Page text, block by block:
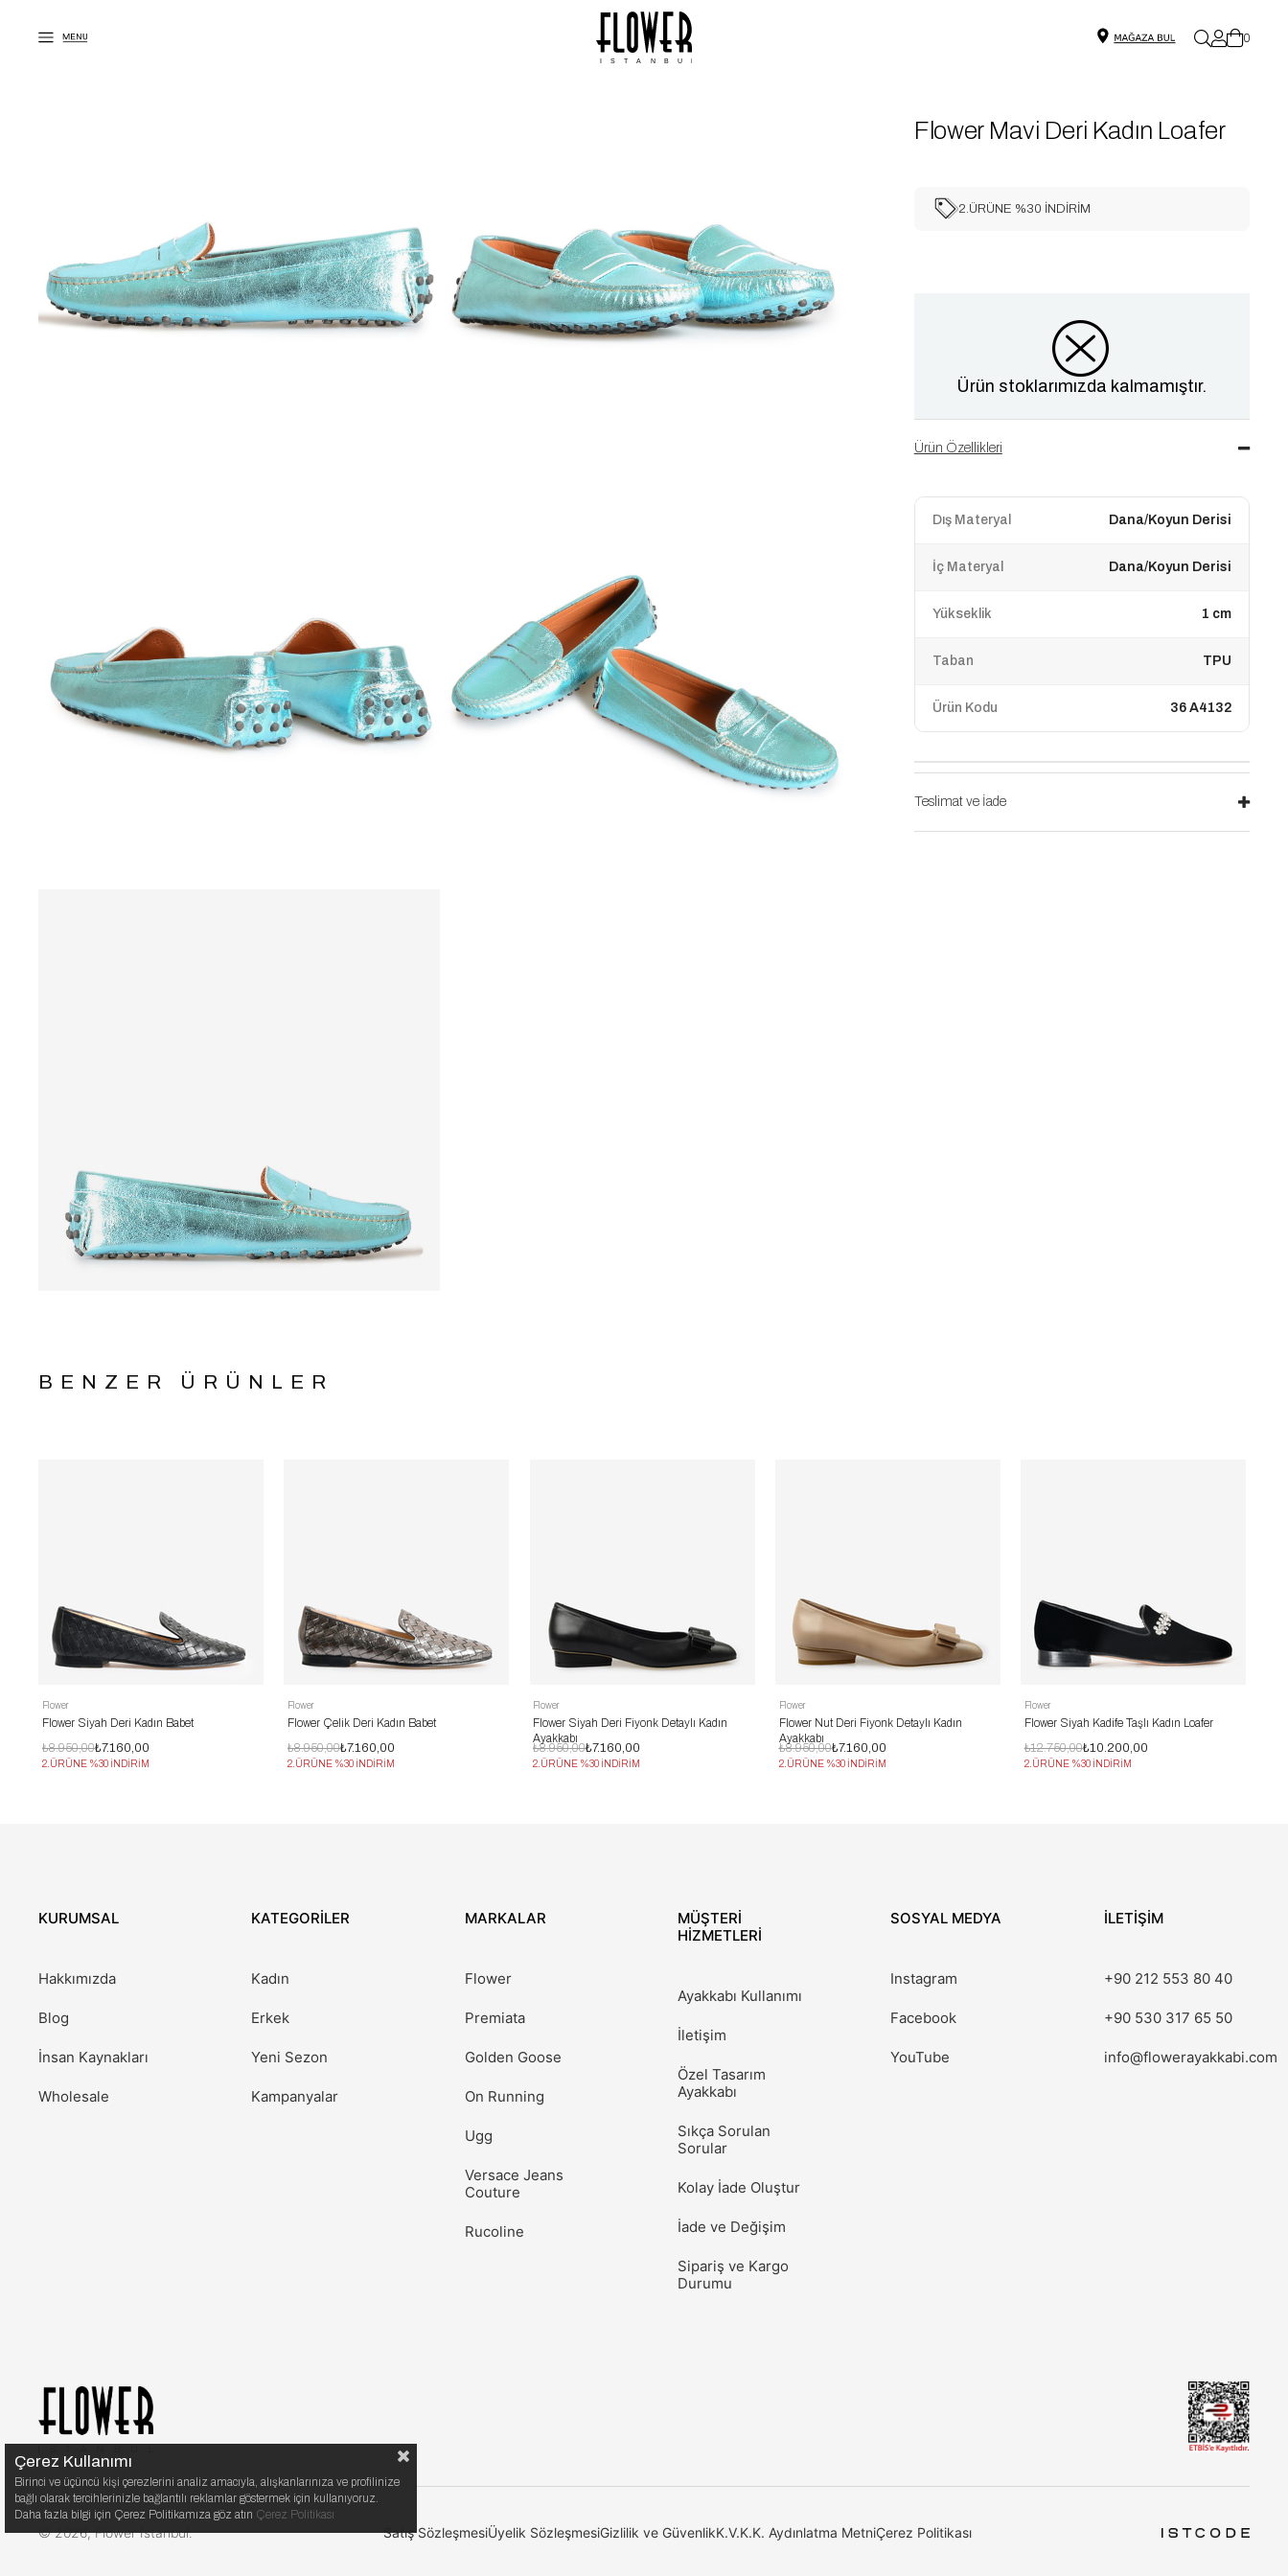
ISTANBUL
0
Flower Mavi Deri Kadın Loafer
2.ÜRÜNE %30 İNDİRİM
Ürün stoklarımızda kalmamıştır.
Ürün Özellikleri
Dış Materyal Dana/Koyun Derisi
İç Materyal Dana/Koyun Derisi
Yükseklik 1 cm
Taban TPU
Ürün Kodu 36 A4132
Teslimat ve İade
BENZER ÜRÜNLER
Flower
Flower Siyah Deri Kadın Babet
₺7.160,00
₺8.950,00
2.ÜRÜNE %30 İNDİRİM
Flower
Flower Çelik Deri Kadın Babet
₺7.160,00
₺8.950,00
2.ÜRÜNE %30 İNDİRİM
Flower
Flower Siyah Deri Fiyonk Detaylı Kadın
Ayakkabı
₺7.160,00
₺8.950,00
2.ÜRÜNE %30 İNDİRİM
Flower
Flower Nut Deri Fiyonk Detaylı Kadın
Ayakkabı
₺7.160,00
₺8.950,00
2.ÜRÜNE %30 İNDİRİM
Flower
Flower Siyah Kadife Taşlı Kadın Loafer
₺10.200,00
₺12.750,00
2.ÜRÜNE %30 İNDİRİM
KURUMSAL
Hakkımızda
Blog
İnsan Kaynakları
Wholesale
KATEGORİLER
Kadın
Erkek
Yeni Sezon
Kampanyalar
MARKALAR
Flower
Premiata
Golden Goose
On Running
Ugg
Versace Jeans
Couture
Rucoline
MÜŞTERİ
HİZMETLERİ
Ayakkabı Kullanımı
İletişim
Özel Tasarım
Ayakkabı
Sıkça Sorulan
Sorular
Kolay İade Oluştur
İade ve Değişim
Sipariş ve Kargo
Durumu
SOSYAL MEDYA
Instagram
Facebook
YouTube
İLETİŞİM
+90 212 553 80 40
+90 530 317 65 50
info@flowerayakkabi.com
© 2026, Flower Istanbul. Satış SözleşmesiÜyelik SözleşmesiGizlilik ve GüvenlikK.V.K.K. Aydınlatma MetniÇerez Politikası
Çerez Kullanımı
Birinci ve üçüncü kişi çerezlerini analiz amacıyla, alışkanlarınıza ve profilinize
bağlı olarak tercihlerinizle bağlantılı reklamlar göstermek için kullanıyoruz.
Daha fazla bilgi için Çerez Politikamıza göz atın Çerez Politikası